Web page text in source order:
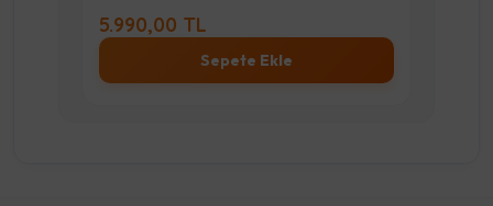
5.990,00 TL
Sepete Ekle